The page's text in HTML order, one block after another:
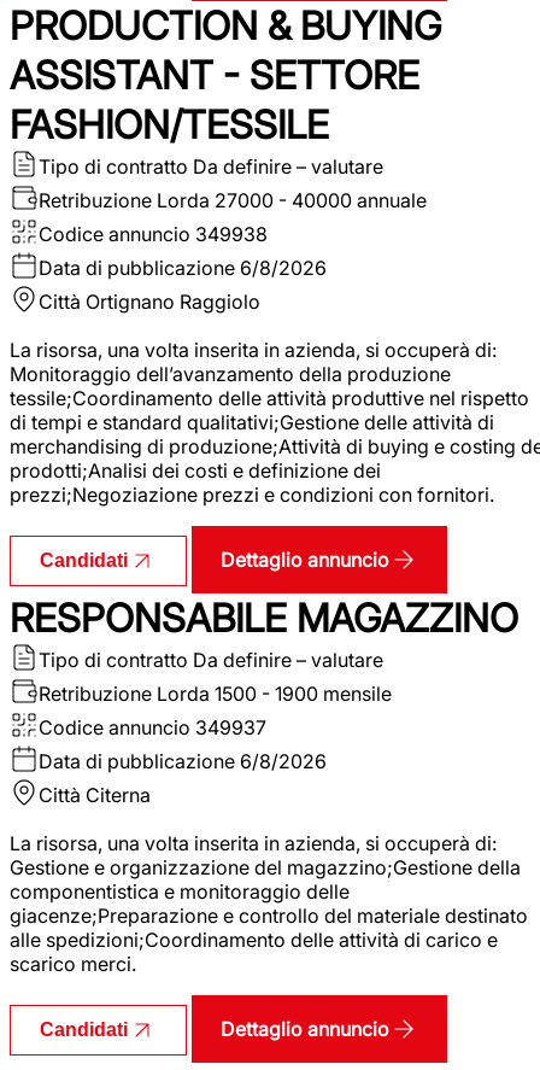
PRODUCTION & BUYING
ASSISTANT - SETTORE
FASHION/TESSILE
Tipo di contratto Da definire – valutare
Retribuzione Lorda 27000 - 40000 annuale
Codice annuncio 349938
Data di pubblicazione 6/8/2026
Città Ortignano Raggiolo
La risorsa, una volta inserita in azienda, si occuperà di:
Monitoraggio dell’avanzamento della produzione
tessile;Coordinamento delle attività produttive nel rispetto
di tempi e standard qualitativi;Gestione delle attività di
merchandising di produzione;Attività di buying e costing
prodotti;Analisi dei costi e definizione dei
prezzi;Negoziazione prezzi e condizioni con fornitori.
Candidati Dettaglio annuncio
RESPONSABILE MAGAZZINO
Tipo di contratto Da definire – valutare
Retribuzione Lorda 1500 - 1900 mensile
Codice annuncio 349937
Data di pubblicazione 6/8/2026
Città Citerna
La risorsa, una volta inserita in azienda, si occuperà di:
Gestione e organizzazione del magazzino;Gestione della
componentistica e monitoraggio delle
giacenze;Preparazione e controllo del materiale destinato
alle spedizioni;Coordinamento delle attività di carico e
scarico merci.
Candidati Dettaglio annuncio